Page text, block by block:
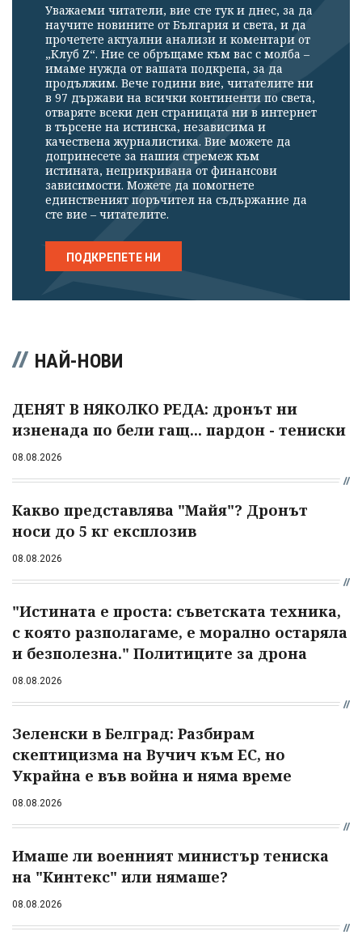
Уважаеми читатели, вие сте тук и днес, за да
научите новините от България и света, и да
прочетете актуални анализи и коментари от
„Клуб Z“. Ние се обръщаме към вас с молба –
имаме нужда от вашата подкрепа, за да
продължим. Вече години вие, читателите ни
в 97 държави на всички континенти по света,
отваряте всеки ден страницата ни в интернет
в търсене на истинска, независима и
качествена журналистика. Вие можете да
допринесете за нашия стремеж към
истината, неприкривана от финансови
зависимости. Можете да помогнете
единственият поръчител на съдържание да
сте вие – читателите.
ПОДКРЕПЕТЕ НИ
НАЙ-НОВИ
ДЕНЯТ В НЯКОЛКО РЕДА: дронът ни
изненада по бели гащ... пардон - тениски
08.08.2026
Какво представлява "Майя"? Дронът
носи до 5 кг експлозив
08.08.2026
"Истината е проста: съветската техника,
с която разполагаме, е морално остаряла
и безполезна." Политиците за дрона
08.08.2026
Зеленски в Белград: Разбирам
скептицизма на Вучич към ЕС, но
Украйна е във война и няма време
08.08.2026
Имаше ли военният министър тениска
на "Кинтекс" или нямаше?
08.08.2026